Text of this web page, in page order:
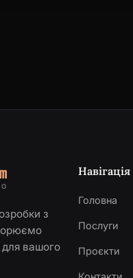
з
для вашого
Навігація
Головна
Послуги
Проєкти